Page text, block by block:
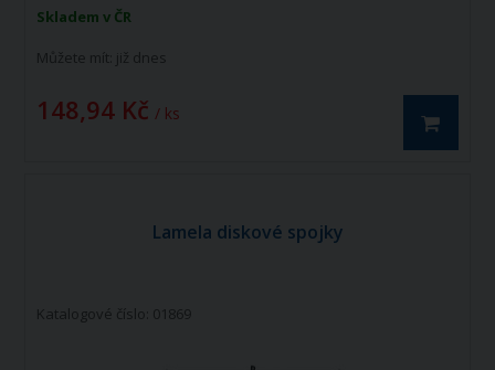
Skladem v ČR
Můžete mít: již dnes
148,94 Kč / ks
Lamela diskové spojky
Katalogové číslo: 01869